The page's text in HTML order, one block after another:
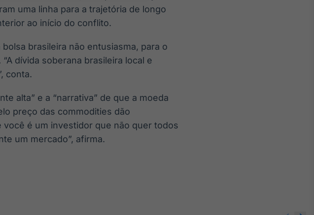
uma linha para a trajetória de longo
ao início do conflito.
brasileira não entusiasma, para o
dívida soberana brasileira local e
conta.
alta” e a “narrativa” de que a moeda
preço das commodities dão
você é um investidor que não quer todos
um mercado”, afirma.